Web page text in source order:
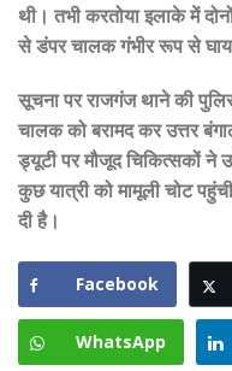
थी। तभी करतोया इलाके में
से डंपर चालक गंभीर रूप से
सूचना पर राजगंज थाने की
चालक को बरामद कर उत्तर
ड्यूटी पर मौजूद चिकित्सकों ने
कुछ यात्री को मामूली चोट
दी है।
Facebook
WhatsApp